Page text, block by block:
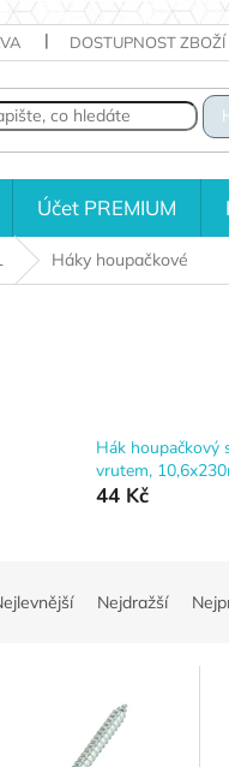
DOSTUPNOST ZBOŽÍ
Účet PREMIUM
Háky houpačkové
Hák houpačkový
vrutem,
44 Kč
Nejdražší